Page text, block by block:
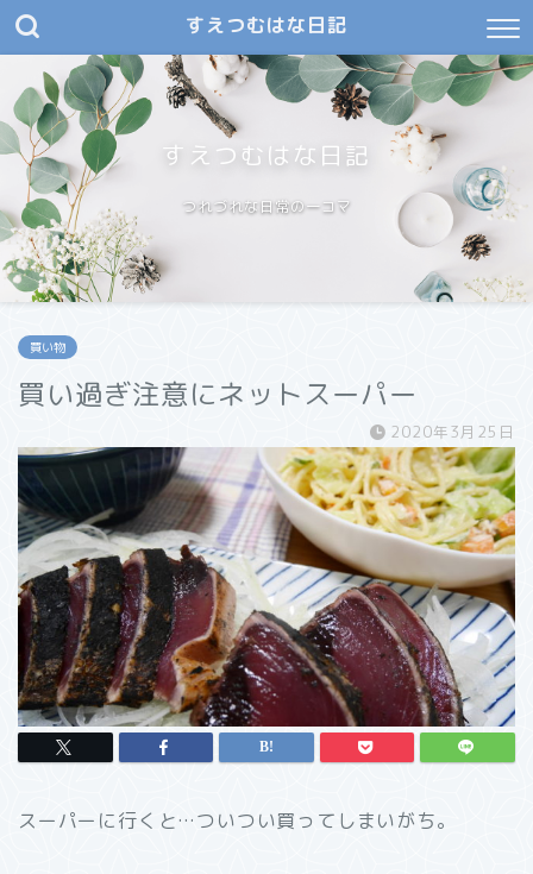
すえつむはな日記
すえつむはな日記
つれづれな日常の一コマ
買い物
買い過ぎ注意にネットスーパー
2020年3月25日
スーパーに行くと…ついつい買ってしまいがち。